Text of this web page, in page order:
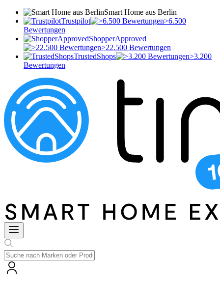
Smart Home aus Berlin
Trustpilot
>6.500
Bewertungen
ShopperApproved
>22.500 Bewertungen
TrustedShops
>3.200
Bewertungen